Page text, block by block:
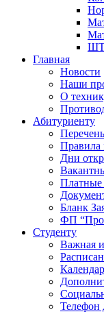
Главная
Новости
Наши
О
Абитуриенту
Правила
Дни
Платные
Бланк
ФП
Студенту
Важная
Телефон